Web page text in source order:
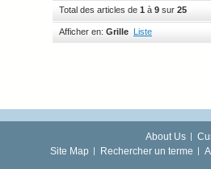
Total des articles de 1 à 9 sur 25
Afficher en: Grille Liste
About Us
Site Map
Rechercher un terme